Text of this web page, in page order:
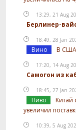
13:29, 21 Aug
Берлинер-
18:49, 28 Jan
Вино В США
17:20, 14 Aug
Самогон из
18:45, 27 Jan
Пиво
Китай
увеличил
10:39, 5 Aug